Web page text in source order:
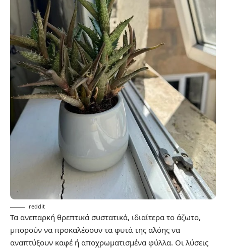
reddit
Τα ανεπαρκή θρεπτικά συστατικά, ιδιαίτερα το άζωτο,
μπορούν να προκαλέσουν τα φυτά της αλόης να
αναπτύξουν καφέ ή αποχρωματισμένα φύλλα. Οι λύσεις